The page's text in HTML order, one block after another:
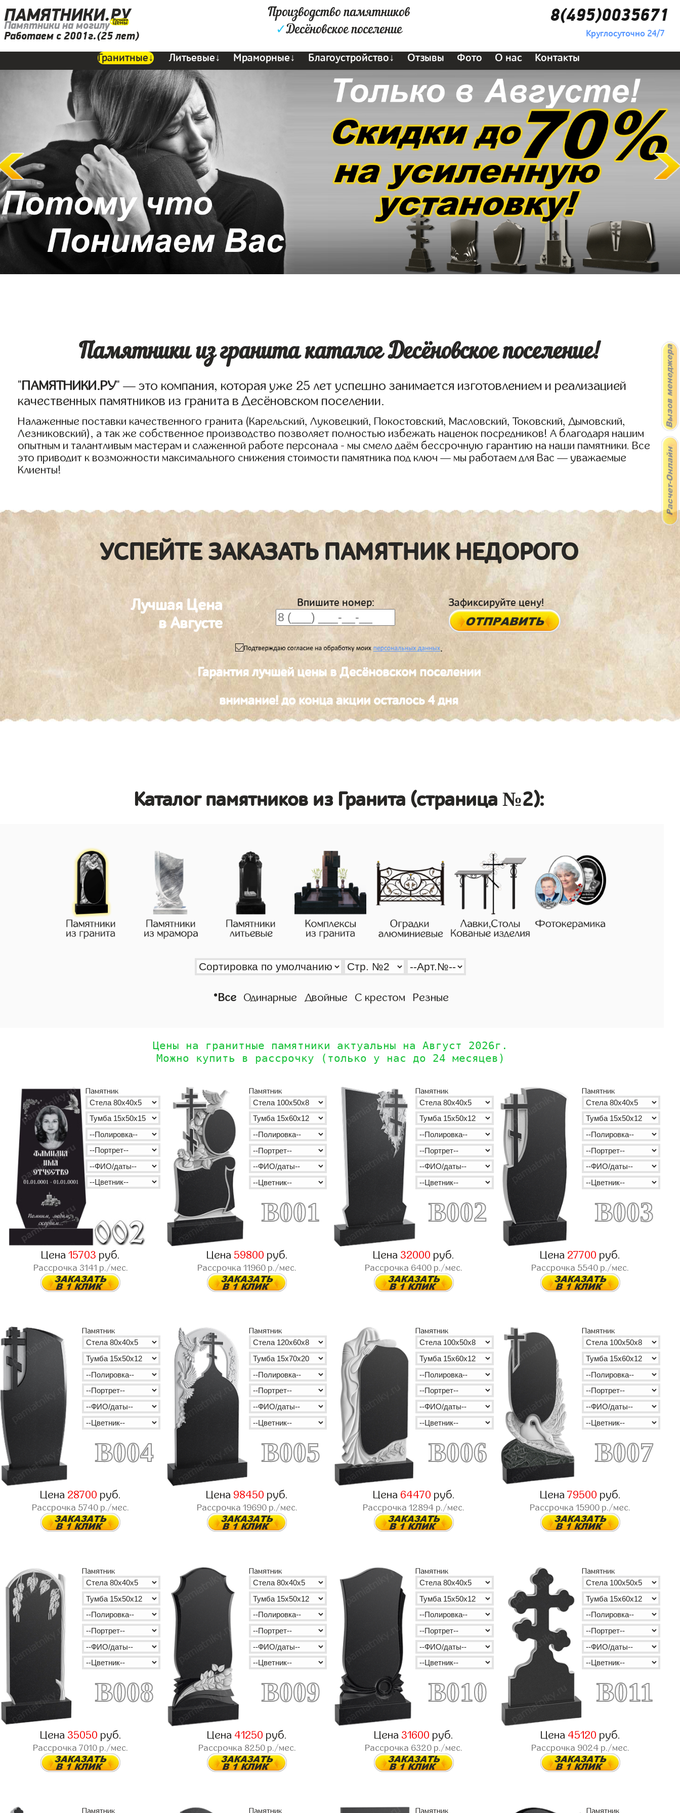
ПАМЯТНИКИ.РУ
Памятники на могилу
Работаем с 2001г.(25 лет)
Производство памятников
✓Десёновское поселение
8(495)0035671
Круглосуточно 24/7
Гранитные↓ Литьевые↓ Мраморные↓ Благоустройство↓ Отзывы Фото О нас Контакты
Памятники из гранита каталог Десёновское поселение!
"ПАМЯТНИКИ.РУ" — это компания, которая уже 25 лет успешно занимается изготовлением и реализацией
качественных памятников из гранита в Десёновском поселении.
Налаженные поставки качественного гранита (Карельский, Луковецкий, Покостовский, Масловский, Токовский, Дымовский,
Лезниковский), а так же собственное производство позволяет полностью избежать наценок посредников! А благодаря нашим
опытным и талантливым мастерам и слаженной работе персонала - мы смело даём бессрочную гарантию на наши памятники. Все
это приводит к возможности максимального снижения стоимости памятника под ключ — мы работаем для Вас — уважаемые
Клиенты!
УСПЕЙТЕ ЗАКАЗАТЬ ПАМЯТНИК НЕДОРОГО
Лучшая Цена
в Августе
Впишите номер: Зафиксируйте цену!
.
Гарантия лучшей цены в Десёновском поселении
внимание! до конца акции осталось 4 дня
Каталог памятников из Гранита (страница №2):
•Все Одинарные Двойные С крестом Резные
Цены на гранитные памятники актуальны на Август 2026г.
Можно купить в рассрочку (только у нас до 24 месяцев)
Памятник
Цена15703 руб.
Рассрочка 3141 р./мес.
B001
Памятник
Цена 59800 руб.
Рассрочка11960 р./мес.
B002
Памятник
Цена 32000 руб.
Рассрочка 6400 р./мес.
B003
Памятник
Цена 27700 руб.
Рассрочка 5540 р./мес.
B004
Памятник
Цена 28700 руб.
Рассрочка 5740 р./мес.
B005
Памятник
Цена 98450 руб.
Рассрочка 19690р./мес.
B006
Памятник
Цена 64470 руб.
Рассрочка12894 р./мес.
B007
Памятник
Цена 79500 руб.
Рассрочка15900 р./мес.
B008
Памятник
Цена 35050 руб.
Рассрочка7010 р./мес.
B009
Памятник
Цена 41250 руб.
Рассрочка 8250р./мес.
B010
Памятник
Цена 31600 руб.
Рассрочка 6320 р./мес.
B011
Памятник
Цена 45120 руб.
Рассрочка 9024р./мес.
Памятник Памятник Памятник Памятник